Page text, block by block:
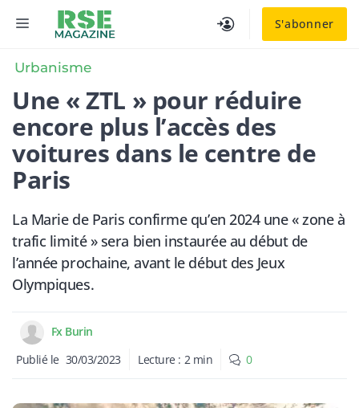
S'abonner
MENU
Urbanisme
Une « ZTL » pour réduire
encore plus l’accès des
voitures dans le centre de
Paris
La Marie de Paris confirme qu’en 2024 une « zone à
trafic limité » sera bien instaurée au début de
l’année prochaine, avant le début des Jeux
Olympiques.
Fx Burin
Publié le 30/03/2023 Lecture : 2 min 0